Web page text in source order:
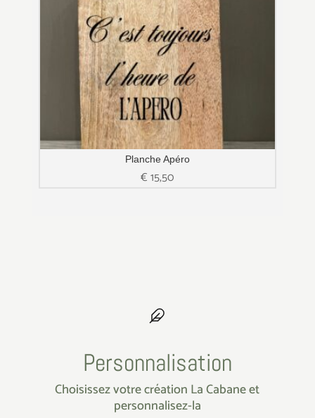
Planche Apéro
€15,50
Personnalisation
Choisissez votre création La Cabane et
personnalisez-la